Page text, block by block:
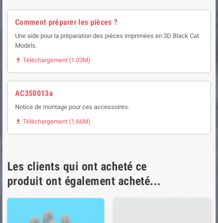
Comment préparer les pièces ?
Une aide pour la préparation des pièces imprimées en 3D Black Cat
Models.
 Téléchargement (1.03M)
AC350013a
Notice de montage pour ces accessoires.
 Téléchargement (1.66M)
Les clients qui ont acheté ce
produit ont également acheté...